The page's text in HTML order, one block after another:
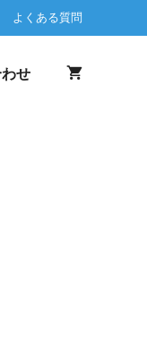
よくある質問
せ